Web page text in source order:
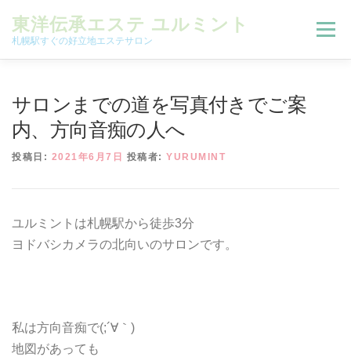
東洋伝承エステ ユルミント
札幌駅すぐの好立地エステサロン
メニュー
サロンまでの道を写真付きでご案
内、方向音痴の人へ
投稿日: 2021年6月7日 投稿者: YURUMINT
ユルミントは札幌駅から徒歩3分
ヨドバシカメラの北向いのサロンです。
私は方向音痴で(;´∀｀)
地図があっても